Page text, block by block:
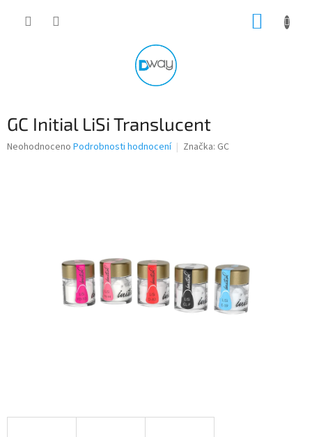
GC Initial LiSi Translucent
Průměrné
Neohodnoceno Podrobnosti hodnocení Značka: GC